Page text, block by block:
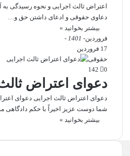
اعتراض ثالث اجرایی و نحوه رسیدگی
دعاوی حقوقی و ادعای داشتن حق‌ و…
بیشتر بخوانید »
فروردین- 1401 -
17 فروردین
حقوقی
0
دعوای اعتراض
دعوای اعتراض ثالث اجرایی دعوای
شما دوست عزیز اخیراً با حکم دادگاهی
بیشتر بخوانید »